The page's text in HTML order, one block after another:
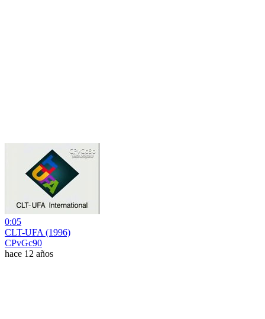
0:05
CLT-UFA (1996)
CPvGc90
hace 12 años